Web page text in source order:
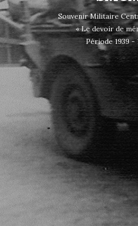
Souvenir Militaire
« Le devoir de
Période 1939 -